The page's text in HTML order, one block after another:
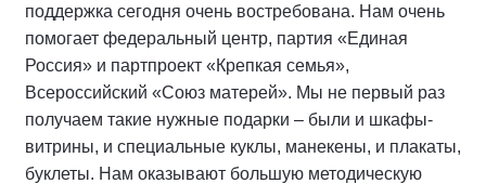
поддержка сегодня очень востребована. Нам очень
помогает федеральный центр, партия «Единая
Россия» и партпроект «Крепкая семья»,
Всероссийский «Союз матерей». Мы не первый раз
получаем такие нужные подарки – были и шкафы-
витрины, и специальные куклы, манекены, и плакаты,
буклеты. Нам оказывают большую методическую